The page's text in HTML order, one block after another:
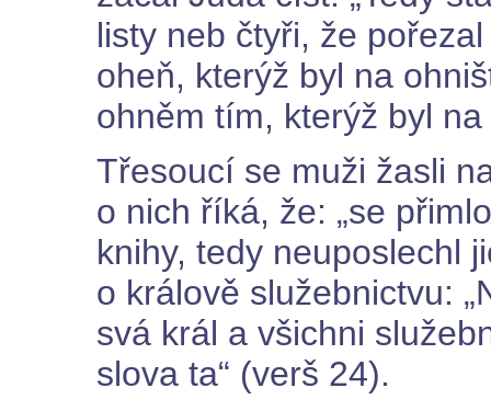
listy neb čtyři, že
oheň, kterýž byl na
ohněm tím, kterýž byl
Třesoucí se muži žasli
o nich říká, že: „se
knihy, tedy neuposlechl
o králově služebnictvu:
svá král a všichni
slova ta“ (verš 24).